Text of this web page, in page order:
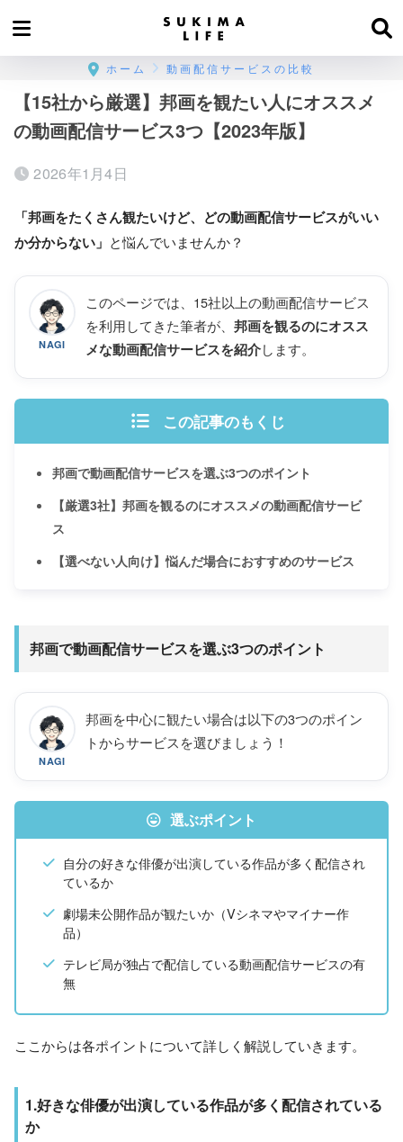
ホーム 動画配信サービスの比較
【15社から厳選】邦画を観たい人にオススメ
の動画配信サービス3つ【2023年版】
2026年1月4日
「邦画をたくさん観たいけど、どの動画配信サービスがいい
か分からない」 と悩んでいませんか？
NAGI
このページでは、15社以上の動画配信サービス
を利用してきた筆者が、 邦画を観るのにオスス
メな動画配信サービスを紹介します。
この記事のもくじ
邦画で動画配信サービスを選ぶ3つのポイント
【厳選3社】邦画を観るのにオススメの動画配信サービ
ス
【選べない人向け】悩んだ場合におすすめのサービス
邦画で動画配信サービスを選ぶ3つのポイント
NAGI
邦画を中心に観たい場合は以下の3つのポイン
トからサービスを選びましょう！
選ぶポイント
自分の好きな俳優が出演している作品が多く配信され
ているか
劇場未公開作品が観たいか（Vシネマやマイナー作
品）
テレビ局が独占で配信している動画配信サービスの有
無
ここからは各ポイントについて詳しく解説していきます。
1.好きな俳優が出演している作品が多く配信されている
か